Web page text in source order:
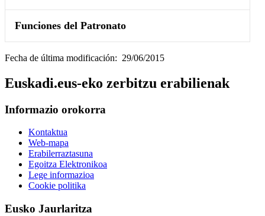
Funciones del Patronato
Fecha de última modificación: 29/06/2015
Euskadi.eus-eko zerbitzu erabilienak
Informazio orokorra
Kontaktua
Web-mapa
Erabilerraztasuna
Egoitza Elektronikoa
Lege informazioa
Cookie politika
Eusko Jaurlaritza